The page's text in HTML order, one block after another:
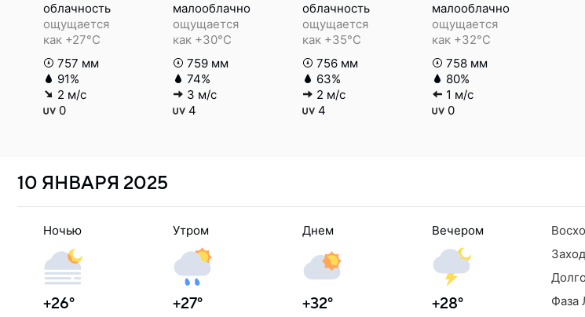
облачность
ощущается
как +27°C
757 мм
91%
2 м/с
0
малооблачно
ощущается
как +30°C
759 мм
74%
3 м/с
4
облачность
ощущается
как +35°C
756 мм
63%
2 м/с
4
малооблачно
ощущается
как +32°C
758 мм
80%
1 м/с
0
10 ЯНВАРЯ 2025
Ночью
+26°
Утром
+27°
Днем
+32°
Вечером
+28°
Заход
Фаза